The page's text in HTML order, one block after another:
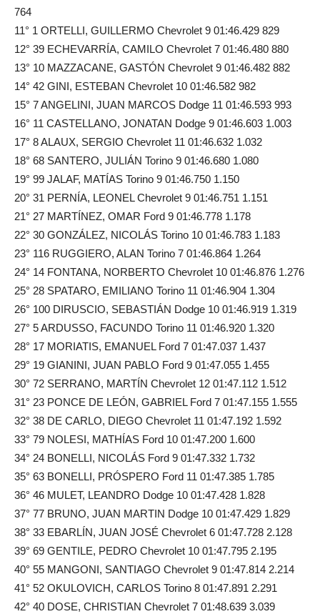
764
11° 1 ORTELLI, GUILLERMO Chevrolet 9 01:46.429 829
12° 39 ECHEVARRÍA, CAMILO Chevrolet 7 01:46.480 880
13° 10 MAZZACANE, GASTÓN Chevrolet 9 01:46.482 882
14° 42 GINI, ESTEBAN Chevrolet 10 01:46.582 982
15° 7 ANGELINI, JUAN MARCOS Dodge 11 01:46.593 993
16° 11 CASTELLANO, JONATAN Dodge 9 01:46.603 1.003
17° 8 ALAUX, SERGIO Chevrolet 11 01:46.632 1.032
18° 68 SANTERO, JULIÁN Torino 9 01:46.680 1.080
19° 99 JALAF, MATÍAS Torino 9 01:46.750 1.150
20° 31 PERNÍA, LEONEL Chevrolet 9 01:46.751 1.151
21° 27 MARTÍNEZ, OMAR Ford 9 01:46.778 1.178
22° 30 GONZÁLEZ, NICOLÁS Torino 10 01:46.783 1.183
23° 116 RUGGIERO, ALAN Torino 7 01:46.864 1.264
24° 14 FONTANA, NORBERTO Chevrolet 10 01:46.876 1.276
25° 28 SPATARO, EMILIANO Torino 11 01:46.904 1.304
26° 100 DIRUSCIO, SEBASTIÁN Dodge 10 01:46.919 1.319
27° 5 ARDUSSO, FACUNDO Torino 11 01:46.920 1.320
28° 17 MORIATIS, EMANUEL Ford 7 01:47.037 1.437
29° 19 GIANINI, JUAN PABLO Ford 9 01:47.055 1.455
30° 72 SERRANO, MARTÍN Chevrolet 12 01:47.112 1.512
31° 23 PONCE DE LEÓN, GABRIEL Ford 7 01:47.155 1.555
32° 38 DE CARLO, DIEGO Chevrolet 11 01:47.192 1.592
33° 79 NOLESI, MATHÍAS Ford 10 01:47.200 1.600
34° 24 BONELLI, NICOLÁS Ford 9 01:47.332 1.732
35° 63 BONELLI, PRÓSPERO Ford 11 01:47.385 1.785
36° 46 MULET, LEANDRO Dodge 10 01:47.428 1.828
37° 77 BRUNO, JUAN MARTIN Dodge 10 01:47.429 1.829
38° 33 EBARLÍN, JUAN JOSÉ Chevrolet 6 01:47.728 2.128
39° 69 GENTILE, PEDRO Chevrolet 10 01:47.795 2.195
40° 55 MANGONI, SANTIAGO Chevrolet 9 01:47.814 2.214
41° 52 OKULOVICH, CARLOS Torino 8 01:47.891 2.291
42° 40 DOSE, CHRISTIAN Chevrolet 7 01:48.639 3.039